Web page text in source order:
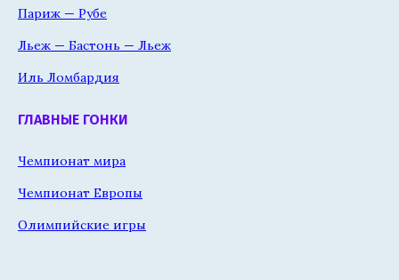
Париж — Рубе
Льеж — Бастонь — Льеж
Иль Ломбардия
ГЛАВНЫЕ ГОНКИ
Чемпионат мира
Чемпионат Европы
Олимпийские игры